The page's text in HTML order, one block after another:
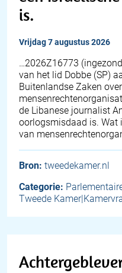
is.
vrijdag 7 augustus 2026
… 2026Z16773
van het lid Dobbe (SP)
Buitenlandse Zaken
de Libanese journalist
oorlogsmisdaad is. Wat
van
Bron: tweedekamer.nl
Categorie:
Tweede